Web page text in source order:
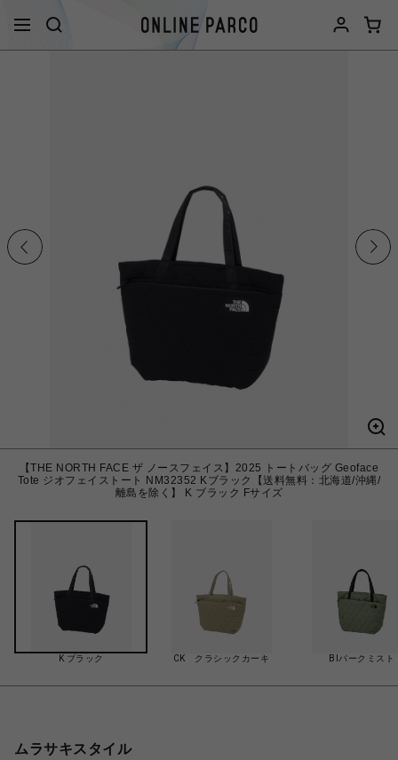
【THE NORTH FACE ザ ノースフェイス】2025 トートバッグ Geoface
Tote ジオフェイストート NM32352 Kブラック【送料無料：北海道/沖縄/
離島を除く】 K ブラック Fサイズ
K ブラック CK クラシックカーキ BIパークミスト
ムラサキスタイル